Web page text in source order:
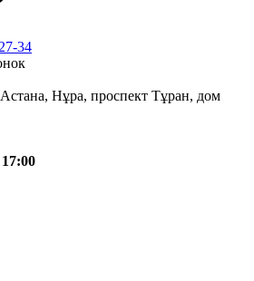
34
Нұра, проспект Тұран, дом